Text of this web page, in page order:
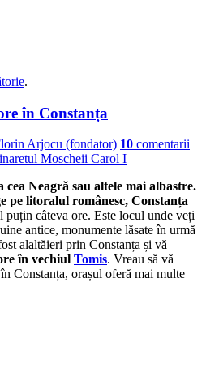
.
în Constanța
Arjocu (fondator) 10 comentarii
cea Neagră sau altele mai albastre.
pe litoralul românesc, Constanța
puțin câteva ore. Este locul unde veți
antice, monumente lăsate în urmă
alaltăieri prin Constanța și vă
în vechiul Tomis. Vreau să vă
Constanța, orașul oferă mai multe